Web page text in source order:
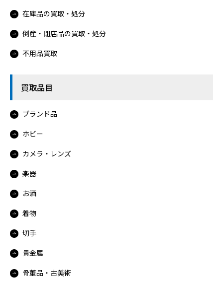
在庫品の買取・処分
倒産・閉店品の買取・処分
不用品買取
買取品目
ブランド品
ホビー
カメラ・レンズ
楽器
お酒
着物
切手
貴金属
骨董品・古美術